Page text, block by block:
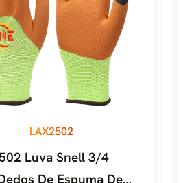
LAX2502
Luva Snell 3/4
De Espuma De